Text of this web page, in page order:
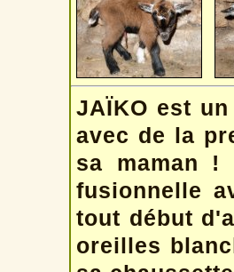
JAÏKO est
avec de la
sa maman !
fusionnelle
tout début
oreilles